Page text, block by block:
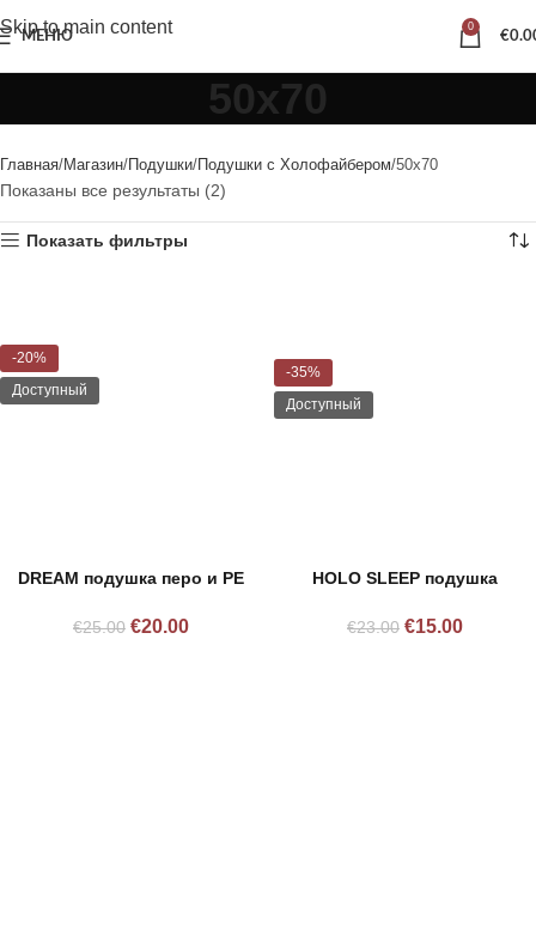
Skip to main content
МЕНЮ
0
€
50x70
Главная Магазин Подушки Подушки с Холофайбером 50x70
Показаны все результаты (2)
Показать фильтры
-20%
Доступный
DREAM подушка перо и PE
€25.00 €20.00
-35%
Доступный
HOLO SLEEP подушка
€23.00 €15.00